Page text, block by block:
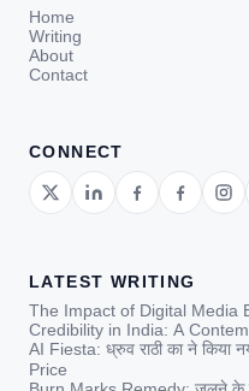
Home
Writing
About
Contact
CONNECT
LATEST WRITING
The Impact of Digital Media
Credibility in India: A
AI Fiesta: ध्रुव राठी का ने किया
Price